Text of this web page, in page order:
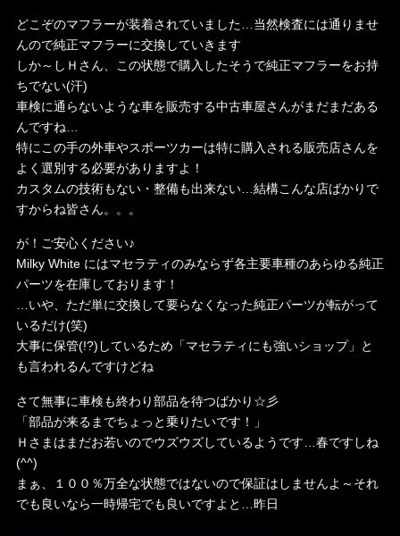
どこぞのマフラーが装着されていました…当然検査には通りませ
んので純正マフラーに交換していきます
しか～しＨさん、この状態で購入したそうで純正マフラーをお持
ちでない(汗)
車検に通らないような車を販売する中古車屋さんがまだまだある
んですね…
特にこの手の外車やスポーツカーは特に購入される販売店さんを
よく選別する必要がありますよ！
カスタムの技術もない・整備も出来ない…結構こんな店ばかりで
すからね皆さん。。。
が！ご安心ください♪
Milky White にはマセラティのみならず各主要車種のあらゆる純正
パーツを在庫しております！
…いや、ただ単に交換して要らなくなった純正パーツが転がって
いるだけ(笑)
大事に保管(!?)しているため「マセラティにも強いショップ」と
も言われるんですけどね
さて無事に車検も終わり部品を待つばかり☆彡
「部品が来るまでちょっと乗りたいです！」
Ｈさまはまだお若いのでウズウズしているようです…春ですしね
(^^)
まぁ、１００％万全な状態ではないので保証はしませんよ～それ
でも良いなら一時帰宅でも良いですよと…昨日